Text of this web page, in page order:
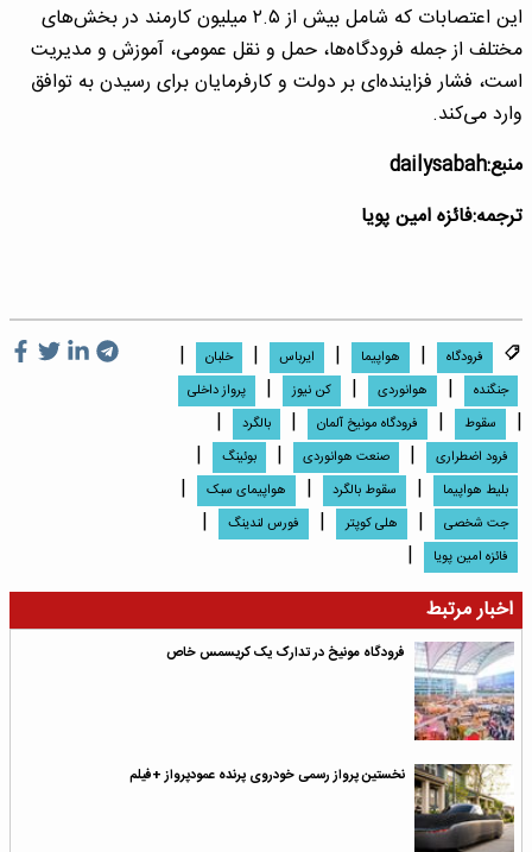
این اعتصابات که شامل بیش از ۲.۵ میلیون کارمند در بخش‌های
مختلف از جمله فرودگاه‌ها، حمل و نقل عمومی، آموزش و مدیریت
است، فشار فزاینده‌ای بر دولت و کارفرمایان برای رسیدن به توافق
وارد می‌کند.
منبع:dailysabah
ترجمه:فائزه امین پویا
فرودگاه | هواپیما | ایرباس | خلبان |
جنگنده | هوانوردی | کن نیوز | پرواز داخلی
| سقوط | فرودگاه مونیخ آلمان | بالگرد |
فرود اضطراری | صنعت هوانوردی | بوئینگ |
بلیط هواپیما | سقوط بالگرد | هواپیمای سبک |
جت شخصی | هلی کوپتر | فورس لندینگ |
فائزه امین پویا
|
اخبار مرتبط
فرودگاه مونیخ در تدارک یک کریسمس خاص
نخستین پرواز رسمی خودروی پرنده عمودپرواز +فیلم